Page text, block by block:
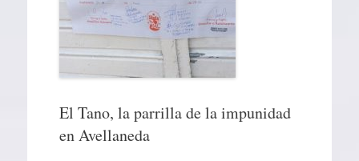
El Tano, la parrilla de la impunidad
en Avellaneda